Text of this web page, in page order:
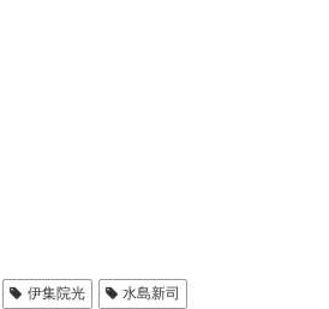
伊集院光 水島新司